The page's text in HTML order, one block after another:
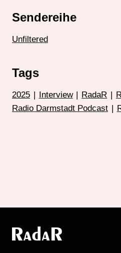
Sendereihe
Unfiltered
Tags
2025 Interview RadaR
Radio Darmstadt Podcast